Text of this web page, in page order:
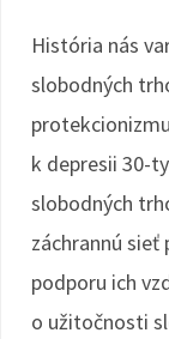
História nás
slobodných
k depresii 30-
slobodných
záchrannú sieť
podporu ich
o užitočnosti